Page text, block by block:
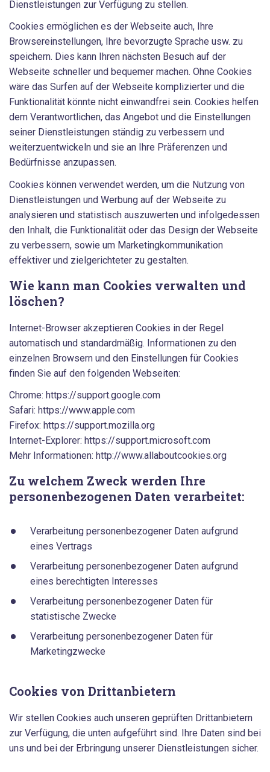
Dienstleistungen zur Verfügung zu stellen.
Cookies ermöglichen es der Webseite auch, Ihre
Browsereinstellungen, Ihre bevorzugte Sprache usw. zu
speichern. Dies kann Ihren nächsten Besuch auf der
Webseite schneller und bequemer machen. Ohne Cookies
wäre das Surfen auf der Webseite komplizierter und die
Funktionalität könnte nicht einwandfrei sein. Cookies helfen
dem Verantwortlichen, das Angebot und die Einstellungen
seiner Dienstleistungen ständig zu verbessern und
weiterzuentwickeln und sie an Ihre Präferenzen und
Bedürfnisse anzupassen.
Cookies können verwendet werden, um die Nutzung von
Dienstleistungen und Werbung auf der Webseite zu
analysieren und statistisch auszuwerten und infolgedessen
den Inhalt, die Funktionalität oder das Design der Webseite
zu verbessern, sowie um Marketingkommunikation
effektiver und zielgerichteter zu gestalten.
Wie kann man Cookies verwalten und
löschen?
Internet-Browser akzeptieren Cookies in der Regel
automatisch und standardmäßig. Informationen zu den
einzelnen Browsern und den Einstellungen für Cookies
finden Sie auf den folgenden Webseiten:
Chrome: https://support.google.com
Safari: https://www.apple.com
Firefox: https://support.mozilla.org
Internet-Explorer: https://support.microsoft.com
Mehr Informationen: http://www.allaboutcookies.org
Zu welchem Zweck werden Ihre
personenbezogenen Daten verarbeitet:
Verarbeitung personenbezogener Daten aufgrund
eines Vertrags
Verarbeitung personenbezogener Daten aufgrund
eines berechtigten Interesses
Verarbeitung personenbezogener Daten für
statistische Zwecke
Verarbeitung personenbezogener Daten für
Marketingzwecke
Cookies von Drittanbietern
Wir stellen Cookies auch unseren geprüften Drittanbietern
zur Verfügung, die unten aufgeführt sind. Ihre Daten sind bei
uns und bei der Erbringung unserer Dienstleistungen sicher.